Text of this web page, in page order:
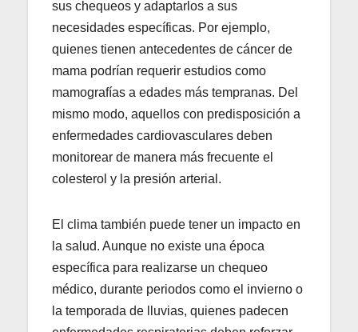
sus chequeos y adaptarlos a sus
necesidades específicas. Por ejemplo,
quienes tienen antecedentes de cáncer de
mama podrían requerir estudios como
mamografías a edades más tempranas. Del
mismo modo, aquellos con predisposición a
enfermedades cardiovasculares deben
monitorear de manera más frecuente el
colesterol y la presión arterial.
El clima también puede tener un impacto en
la salud. Aunque no existe una época
específica para realizarse un chequeo
médico, durante periodos como el invierno o
la temporada de lluvias, quienes padecen